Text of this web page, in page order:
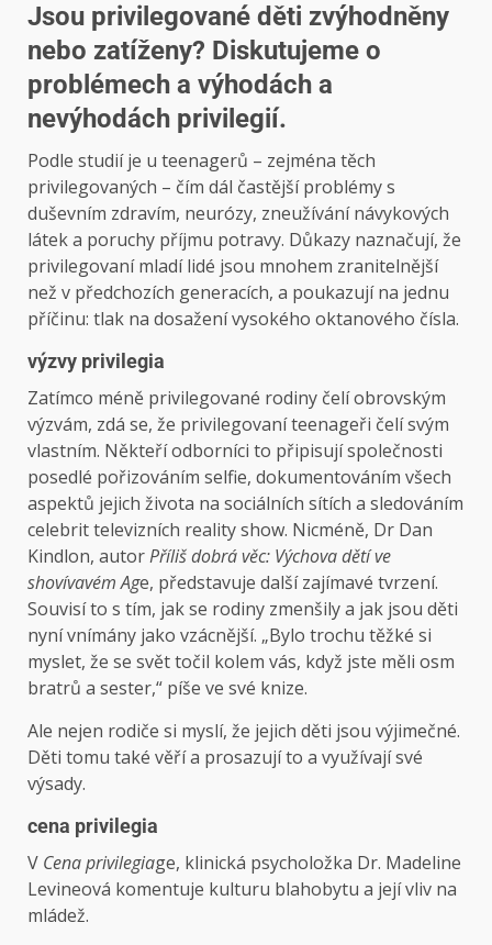
Jsou privilegované děti zvýhodněny
nebo zatíženy? Diskutujeme o
problémech a výhodách a
nevýhodách privilegií.
Podle studií je u teenagerů – zejména těch
privilegovaných – čím dál častější problémy s
duševním zdravím, neurózy, zneužívání návykových
látek a poruchy příjmu potravy. Důkazy naznačují, že
privilegovaní mladí lidé jsou mnohem zranitelnější
než v předchozích generacích, a poukazují na jednu
příčinu: tlak na dosažení vysokého oktanového čísla.
výzvy privilegia
Zatímco méně privilegované rodiny čelí obrovským
výzvám, zdá se, že privilegovaní teenageři čelí svým
vlastním. Někteří odborníci to připisují společnosti
posedlé pořizováním selfie, dokumentováním všech
aspektů jejich života na sociálních sítích a sledováním
celebrit televizních reality show. Nicméně, Dr Dan
Kindlon, autorPříliš dobrá věc: Výchova dětí ve
shovívavém Age, představuje další zajímavé tvrzení.
Souvisí to s tím, jak se rodiny zmenšily a jak jsou děti
nyní vnímány jako vzácnější. „Bylo trochu těžké si
myslet, že se svět točil kolem vás, když jste měli osm
bratrů a sester,“ píše ve své knize.
Ale nejen rodiče si myslí, že jejich děti jsou výjimečné.
Děti tomu také věří a prosazují to a využívají své
výsady.
cena privilegia
V Cena privilegiage, klinická psycholožka Dr. Madeline
Levineová komentuje kulturu blahobytu a její vliv na
mládež.